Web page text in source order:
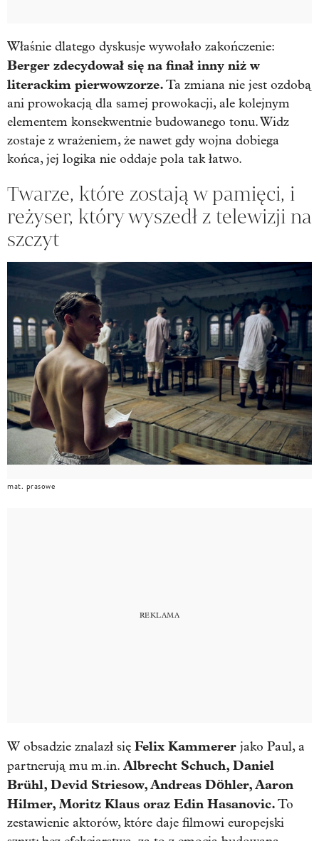
Właśnie dlatego dyskusje wywołało zakończenie:
Berger zdecydował się na finał inny niż w
literackim pierwowzorze.Ta zmiana nie jest ozdobą
ani prowokacją dla samej prowokacji, ale kolejnym
elementem konsekwentnie budowanego tonu. Widz
zostaje z wrażeniem, że nawet gdy wojna dobiega
końca, jej logika nie oddaje pola tak łatwo.
Twarze, które zostają w pamięci, i
reżyser, który wyszedł z telewizji na
szczyt
mat. prasowe
W obsadzie znalazł się Felix Kammerer jako Paul, a
partnerują mu m.in. Albrecht Schuch, Daniel
Brühl, Devid Striesow, Andreas Döhler, Aaron
Hilmer, Moritz Klaus oraz Edin Hasanovic.To
zestawienie aktorów, które daje filmowi europejski